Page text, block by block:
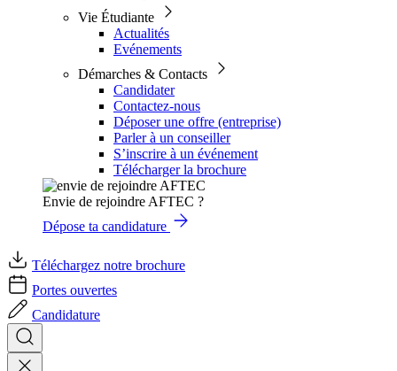
Vie Étudiante
Actualités
Evénements
Démarches & Contacts
Candidater
Contactez-nous
Déposer une offre (entreprise)
Parler à un conseiller
S’inscrire à un événement
Télécharger la brochure
Envie de rejoindre AFTEC ?
Dépose ta candidature
Téléchargez notre brochure
Portes ouvertes
Candidature